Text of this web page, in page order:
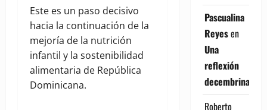
Este es un paso decisivo
hacia la continuación de la
mejoría de la nutrición
infantil y la sostenibilidad
alimentaria de República
Dominicana.
Pascualina
Reyesen
Una
reflexión
decembrina
Roberto